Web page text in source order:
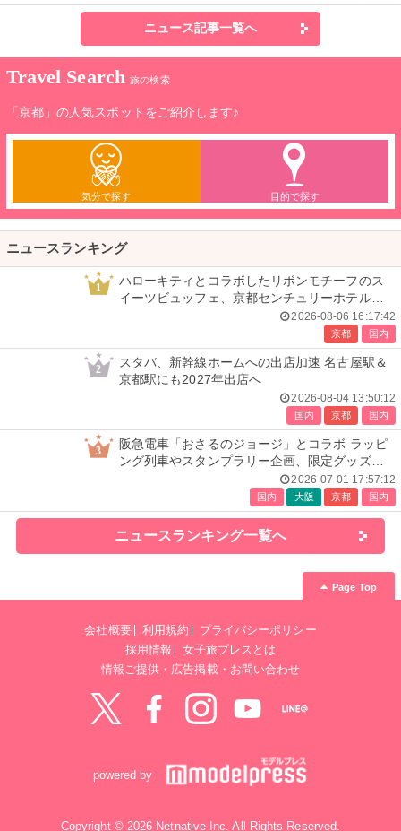
ニュース記事一覧へ
Travel Search 旅の検索
「京都」の人気スポットをご紹介します♪
気分で探す 目的で探す
ニュースランキング
1
ハローキティとコラボしたリボンモチーフのス
イーツビュッフェ、京都センチュリーホテルで
2026-08-06 16:17:42
京都 国内
2
スタバ、新幹線ホームへの出店加速 名古屋駅＆
京都駅にも2027年出店へ
2026-08-04 13:50:12
国内 京都 国内
3
阪急電車「おさるのジョージ」とコラボ ラッピ
ング列車やスタンプラリー企画、限定グッズ全
2026-07-01 17:57:12
国内 大阪 京都 国内
ニュースランキング一覧へ
Page Top
会社概要 利用規約
プライバシーポリシー
採用情報
女子旅プレスとは
情報ご提供・広告掲載・お問い合わせ
powered by
Copyright © 2026 Netnative Inc. All Rights Reserved.